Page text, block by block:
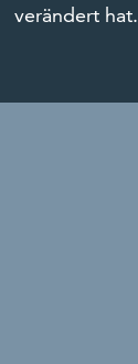
verändert hat.